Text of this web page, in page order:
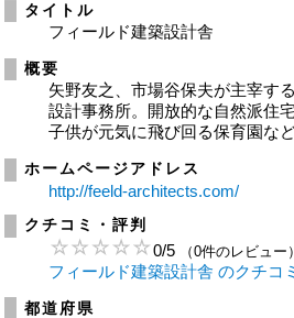
タイトル
フィールド建築設計舎
概要
矢野友之、市場谷保夫が主宰す
設計事務所。開放的な自然派住
子供が元気に飛び回る保育園な
ホームページアドレス
http://feeld-architects.com/
クチコミ・評判
0/5 （0件のレビュー）
フィールド建築設計舎 のクチコ
都道府県